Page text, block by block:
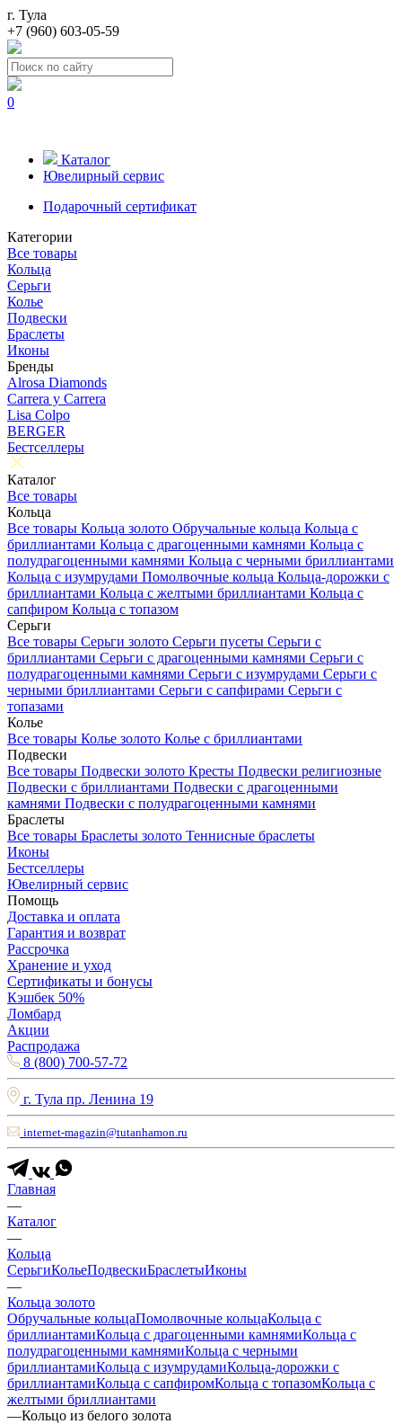
г. Тула
+7 (960) 603-05-59
0
Каталог
Ювелирный сервис
Подарочный сертификат
Категории
Все товары
Кольца
Серьги
Колье
Подвески
Браслеты
Иконы
Бренды
Alrosa Diamonds
Carrera y Carrera
Lisa Colpo
BERGER
Бестселлеры
Каталог
Все товары
Кольца
Все товары Кольца золото Обручальные кольца Кольца с
бриллиантами Кольца с драгоценными камнями Кольца с
полудрагоценными камнями Кольца с черными бриллиантами
Кольца с изумрудами Помолвочные кольца Кольца-дорожки с
бриллиантами Кольца с желтыми бриллиантами Кольца с
сапфиром Кольца с топазом
Серьги
Все товары Серьги золото Серьги пусеты Серьги с
бриллиантами Серьги с драгоценными камнями Серьги с
полудрагоценными камнями Серьги с изумрудами Серьги с
черными бриллиантами Серьги с сапфирами Серьги с
топазами
Колье
Все товары Колье золото Колье с бриллиантами
Подвески
Все товары Подвески золото Кресты Подвески религиозные
Подвески с бриллиантами Подвески с драгоценными
камнями Подвески с полудрагоценными камнями
Браслеты
Все товары Браслеты золото Теннисные браслеты
Иконы
Бестселлеры
Ювелирный сервис
Помощь
Доставка и оплата
Гарантия и возврат
Рассрочка
Хранение и уход
Сертификаты и бонусы
Кэшбек 50%
Ломбард
Акции
Распродажа
8 (800) 700-57-72
г. Тула пр. Ленина 19
internet-magazin@tutanhamon.ru
Главная
—
Каталог
—
Кольца
СерьгиКольеПодвескиБраслетыИконы
—
Кольца золото
Обручальные кольцаПомолвочные кольцаКольца с
бриллиантамиКольца с драгоценными камнямиКольца с
полудрагоценными камнямиКольца с черными
бриллиантамиКольца с изумрудамиКольца-дорожки с
бриллиантамиКольца с сапфиромКольца с топазомКольца с
желтыми бриллиантами
—Кольцо из белого золота